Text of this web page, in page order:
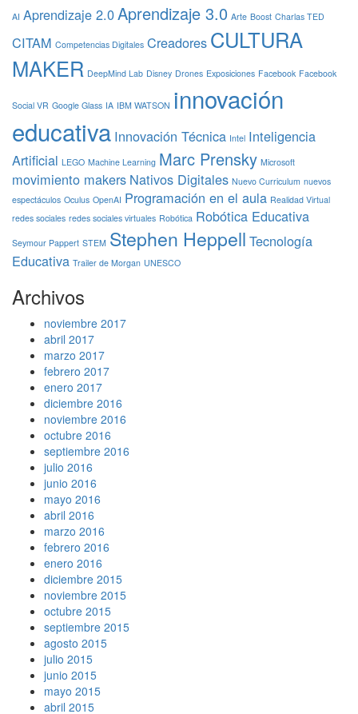
AI Aprendizaje 2.0Aprendizaje 3.0 Arte Boost Charlas TED
CITAM Competencias Digitales Creadores CULTURA
MAKER DeepMind Lab Disney Drones Exposiciones Facebook Facebook
Social VR Google Glass IA IBM WATSON innovación
educativa Innovación Técnica Intel Inteligencia
Artificial LEGO Machine Learning Marc Prensky Microsoft
movimiento makers Nativos Digitales Nuevo Curriculum nuevos
espectáculos Oculus OpenAI Programación en el aula Realidad Virtual
redes sociales redes sociales virtuales Robótica Robótica Educativa
Seymour Pappert STEM Stephen Heppell Tecnología
Educativa Trailer de Morgan UNESCO
Archivos
noviembre 2017
abril 2017
marzo 2017
febrero 2017
enero 2017
diciembre 2016
noviembre 2016
octubre 2016
septiembre 2016
julio 2016
junio 2016
mayo 2016
abril 2016
marzo 2016
febrero 2016
enero 2016
diciembre 2015
noviembre 2015
octubre 2015
septiembre 2015
agosto 2015
julio 2015
junio 2015
mayo 2015
abril 2015